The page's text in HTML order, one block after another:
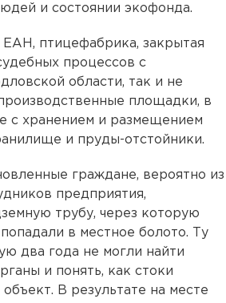
и состоянии экофонда.
ЕАН, птицефабрика, закрытая
процессов с
области, так и не
площадки, в
с хранением и размещением
и пруды-отстойники.
граждане, вероятно из
предприятия,
трубу, через которую
в местное болото. Ту
два года не могли найти
и понять, как стоки
В результате на месте